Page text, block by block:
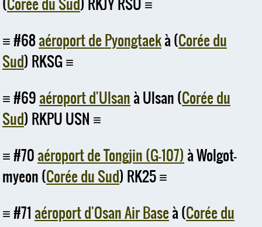
#68aéroport de Pyongtaekà (Corée du
Sud) RKSG
#69aéroport d'Ulsanà Ulsan (Corée du
Sud) RKPU USN
#70aéroport de Tongjin (G-107) à Wolgot-
myeon (Corée du Sud) RK25
#71 aéroport d'Osan Air Baseà (Corée du